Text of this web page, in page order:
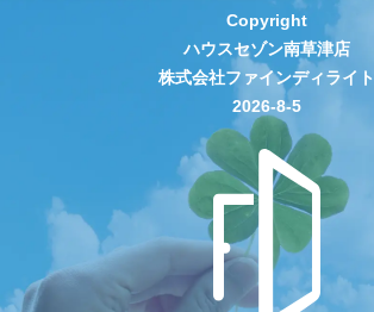
Copyright
ハウスセゾン南草津店
株式会社ファインディライト
2026-8-5